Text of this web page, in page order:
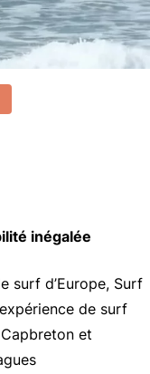
inégalée
surf d’Europe, Surf
de surf
et